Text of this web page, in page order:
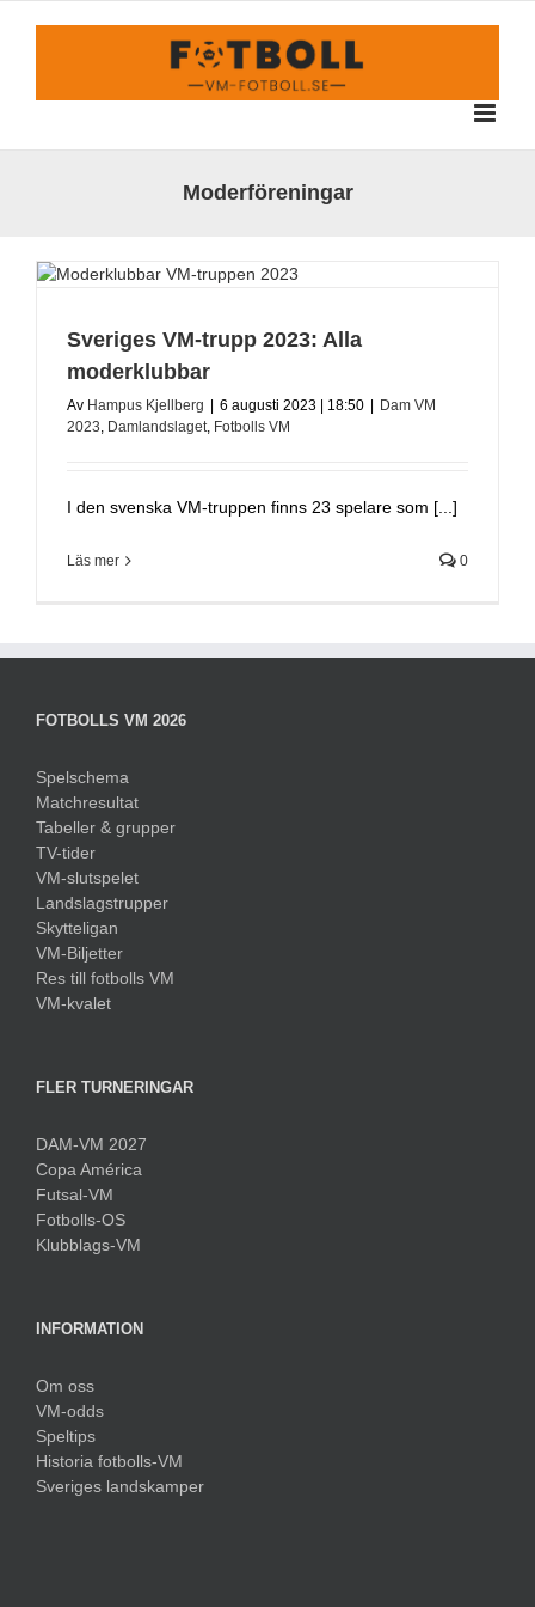
Moderföreningar
Sveriges VM-trupp 2023: Alla
moderklubbar
Av Hampus Kjellberg | 6 augusti 2023 | 18:50 | Dam VM
2023, Damlandslaget, Fotbolls VM
I den svenska VM-truppen finns 23 spelare som [...]
Läs mer 0
FOTBOLLS VM 2026
Spelschema
Matchresultat
Tabeller & grupper
TV-tider
VM-slutspelet
Landslagstrupper
Skytteligan
VM-Biljetter
Res till fotbolls VM
VM-kvalet
FLER TURNERINGAR
DAM-VM 2027
Copa América
Futsal-VM
Fotbolls-OS
Klubblags-VM
INFORMATION
Om oss
VM-odds
Speltips
Historia fotbolls-VM
Sveriges landskamper